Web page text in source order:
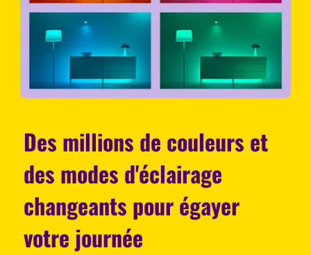
Des millions de couleurs et
des modes d'éclairage
changeants pour égayer
votre journée